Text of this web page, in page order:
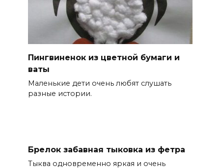
Пингвиненок из цветной бумаги и
ваты
Маленькие дети очень любят слушать
разные истории.
Брелок забавная тыковка из фетра
Тыква одновременно яркая и очень